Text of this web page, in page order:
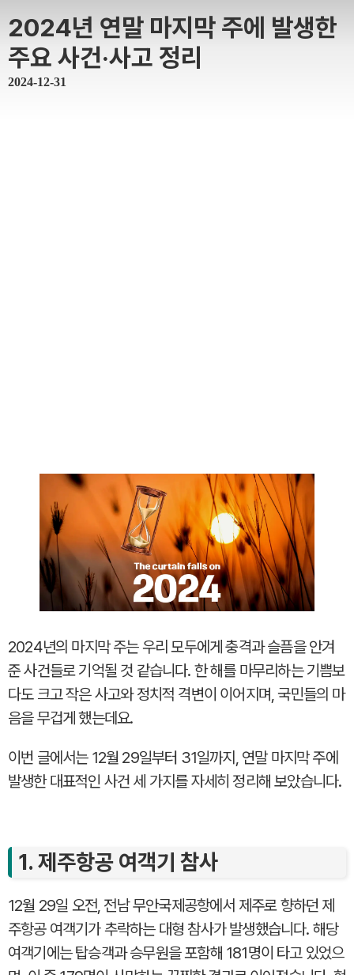
2024년 연말 마지막 주에 발생한
주요 사건·사고 정리
2024-12-31
2024년의 마지막 주는 우리 모두에게 충격과 슬픔을 안겨
준 사건들로 기억될 것 같습니다. 한 해를 마무리하는 기쁨보
다도 크고 작은 사고와 정치적 격변이 이어지며, 국민들의 마
음을 무겁게 했는데요.
이번 글에서는 12월 29일부터 31일까지, 연말 마지막 주에
발생한 대표적인 사건 세 가지를 자세히 정리해 보았습니다.
1. 제주항공 여객기 참사
12월 29일 오전, 전남 무안국제공항에서 제주로 향하던 제
주항공 여객기가 추락하는 대형 참사가 발생했습니다. 해당
여객기에는 탑승객과 승무원을 포함해 181명이 타고 있었으